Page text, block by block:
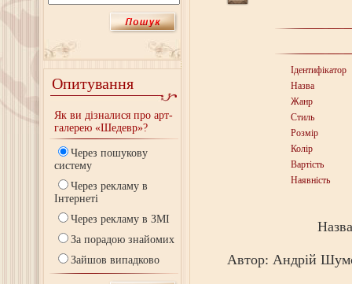
Опитування
Як ви дізналися про арт-
галерею «Шедевр»?
Через пошукову
систему
Через рекламу в
Інтернеті
Через рекламу в ЗМІ
За порадою знайомих
Зайшов випадково
Ідентифікатор
Назва
Жанр
Стиль
Розмір
Колір
Вартість
Наявність
Автор: Андрій